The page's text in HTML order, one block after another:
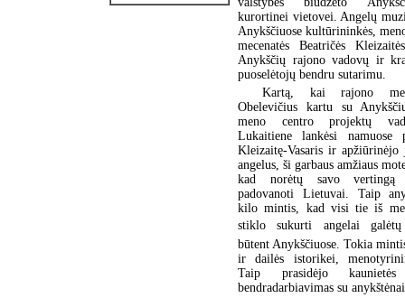
kurortinei vietovei. Angelų
Anykščiuose kultūrininkės,
mecenatės Beatričės
Anykščių rajono vadovų ir
puoselėtojų bendru sutarimu.
Kartą, kai rajono
Obelevičius kartu su
meno centro projektų
Lukaitiene lankėsi namuose
Kleizaitę-Vasaris ir apžiūrinėjo
angelus, ši garbaus amžiaus
kad norėtų savo
padovanoti Lietuvai. Taip
kilo mintis, kad visi tie iš
stiklo sukurti angelai galėtų
būtent Anykščiuose. Tokia
ir dailės istorikei,
Taip prasidėjo kaunietės
bendradarbiavimas su